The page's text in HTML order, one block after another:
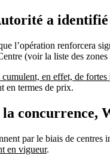
a
l’opération renforcera
(voir la liste des
en effet, de fortes
en termes de prix.
concurrence,
par le biais de
en vigueur.